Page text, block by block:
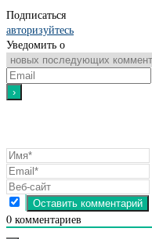
Подписаться
авторизуйтесь
Уведомить о
0 комментариев